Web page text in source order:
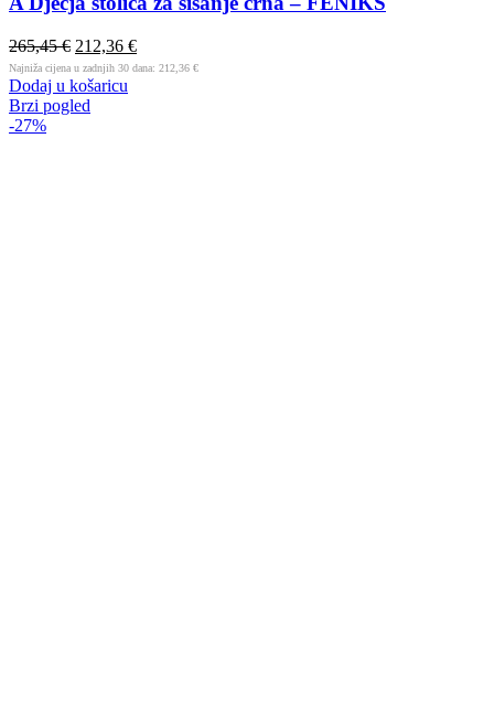
265,45€ 212,36 €
Najniža cijena u zadnjih 30 dana: 212,36 €
Dodaj u košaricu
Brzi pogled
-27%